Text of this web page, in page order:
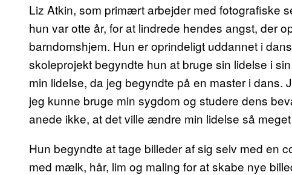
Liz Atkin, som primært arbejder med fotografiske
hun var otte år, for at lindrede hendes angst, der
barndomshjem. Hun er oprindeligt uddannet i
skoleprojekt begyndte hun at bruge sin lidelse i
min lidelse, da jeg begyndte på en master i dans.
jeg kunne bruge min sygdom og studere dens
anede ikke, at det ville ændre min lidelse så
Hun begyndte at tage billeder af sig selv med en
med mælk, hår, lim og maling for at skabe nye